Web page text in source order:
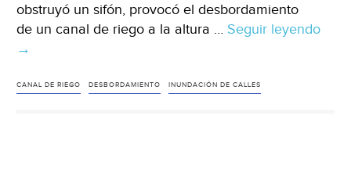
obstruyó un sifón, provocó el desbordamiento
de un canal de riego a la altura … Seguir leyendo
→
CANAL DE RIEGO DESBORDAMIENTO INUNDACIÓN DE CALLES